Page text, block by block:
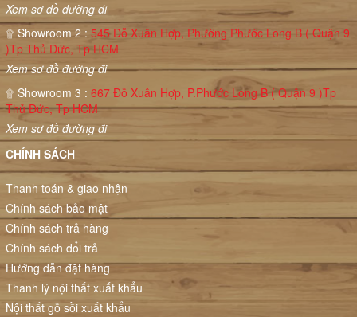
Xem sơ đồ đường đi
۩ Showroom 2 : 545 Đỗ Xuân Hợp, Phường Phước Long B ( Quận 9
)Tp Thủ Đức, Tp HCM
Xem sơ đồ đường đi
۩ Showroom 3 : 667 Đỗ Xuân Hợp, P.Phước Long B ( Quận 9 )Tp
Thủ Đức, Tp HCM
Xem sơ đồ đường đi
CHÍNH SÁCH
Thanh toán & giao nhận
Chính sách bảo mật
Chính sách trả hàng
Chính sách đổi trả
Hướng dẫn đặt hàng
Thanh lý nội thất xuất khẩu
Nội thất gỗ sồi xuất khẩu